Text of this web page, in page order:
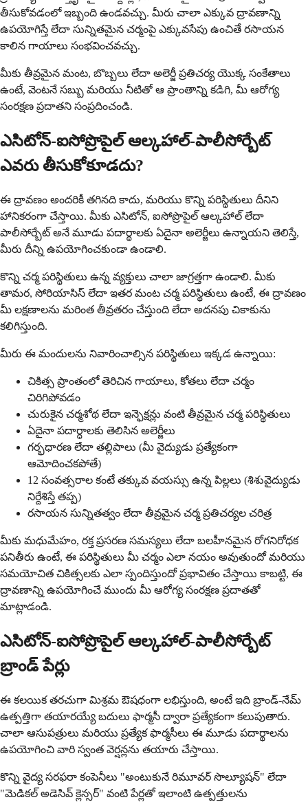
తీసుకోవడంలో ఇబ్బంది ఉండవచ్చు. మీరు చాలా ఎక్కువ ద్రావణాన్ని
ఉపయోగిస్తే లేదా సున్నితమైన చర్మంపై ఎక్కువసేపు ఉంచితే రసాయన
కాలిన గాయాలు సంభవించవచ్చు.
మీకు తీవ్రమైన మంట, బొబ్బలు లేదా అలెర్జీ ప్రతిచర్య యొక్క సంకేతాలు
ఉంటే, వెంటనే సబ్బు మరియు నీటితో ఆ ప్రాంతాన్ని కడిగి, మీ ఆరోగ్య
సంరక్షణ ప్రదాతని సంప్రదించండి.
ఎసిటోన్-ఐసోప్రొపైల్ ఆల్కహాల్-పాలీసోర్బేట్
ఎవరు తీసుకోకూడదు?
ఈ ద్రావణం అందరికీ తగినది కాదు, మరియు కొన్ని పరిస్థితులు దీనిని
హానికరంగా చేస్తాయి. మీకు ఎసిటోన్, ఐసోప్రొపైల్ ఆల్కహాల్ లేదా
పాలీసోర్బేట్ అనే మూడు పదార్థాలకు ఏదైనా అలెర్జీలు ఉన్నాయని తెలిస్తే,
మీరు దీన్ని ఉపయోగించకుండా ఉండాలి.
కొన్ని చర్మ పరిస్థితులు ఉన్న వ్యక్తులు చాలా జాగ్రత్తగా ఉండాలి. మీకు
తామర, సోరియాసిస్ లేదా ఇతర మంట చర్మ పరిస్థితులు ఉంటే, ఈ ద్రావణం
మీ లక్షణాలను మరింత తీవ్రతరం చేస్తుంది లేదా అదనపు చికాకును
కలిగిస్తుంది.
మీరు ఈ మందులను నివారించాల్సిన పరిస్థితులు ఇక్కడ ఉన్నాయి:
చికిత్స ప్రాంతంలో తెరిచిన గాయాలు, కోతలు లేదా చర్మం
చిరిగిపోవడం
చురుకైన చర్మశోథ లేదా ఇన్ఫెక్షన్లు వంటి తీవ్రమైన చర్మ పరిస్థితులు
ఏదైనా పదార్ధాలకు తెలిసిన అలెర్జీలు
గర్భధారణ లేదా తల్లిపాలు (మీ వైద్యుడు ప్రత్యేకంగా
ఆమోదించకపోతే)
12 సంవత్సరాల కంటే తక్కువ వయస్సు ఉన్న పిల్లలు (శిశువైద్యుడు
నిర్దేశిస్తే తప్ప)
రసాయన సున్నితత్వం లేదా తీవ్రమైన చర్మ ప్రతిచర్యల చరిత్ర
మీకు మధుమేహం, రక్త ప్రసరణ సమస్యలు లేదా బలహీనమైన రోగనిరోధక
పనితీరు ఉంటే, ఈ పరిస్థితులు మీ చర్మం ఎలా నయం అవుతుందో మరియు
సమయోచిత చికిత్సలకు ఎలా స్పందిస్తుందో ప్రభావితం చేస్తాయి కాబట్టి, ఈ
ద్రావణాన్ని ఉపయోగించే ముందు మీ ఆరోగ్య సంరక్షణ ప్రదాతతో
మాట్లాడండి.
ఎసిటోన్-ఐసోప్రొపైల్ ఆల్కహాల్-పాలీసోర్బేట్
బ్రాండ్ పేర్లు
ఈ కలయిక తరచుగా మిశ్రమ ఔషధంగా లభిస్తుంది, అంటే ఇది బ్రాండ్-నేమ్
ఉత్పత్తిగా తయారయ్యే బదులు ఫార్మసీ ద్వారా ప్రత్యేకంగా కలుపుతారు.
చాలా ఆసుపత్రులు మరియు ప్రత్యేక ఫార్మసీలు ఈ మూడు పదార్థాలను
ఉపయోగించి వారి స్వంత వెర్షన్లను తయారు చేస్తాయి.
కొన్ని వైద్య సరఫరా కంపెనీలు "అంటుకునే రిమూవర్ సొల్యూషన్" లేదా
"మెడికల్ అడెసివ్ క్లెన్సర్" వంటి పేర్లతో ఇలాంటి ఉత్పత్తులను